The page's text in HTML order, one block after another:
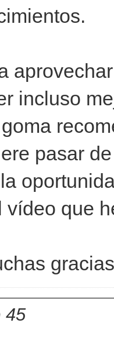
incluso
pasar
vídeo que
45